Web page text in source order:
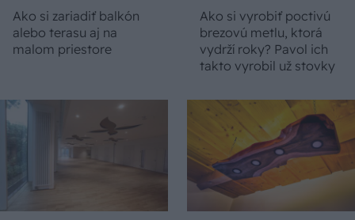
Ako si zariadiť balkón
alebo terasu aj na
malom priestore
Ako si vyrobiť poctivú
brezovú metlu, ktorá
vydrží roky? Pavol ich
takto vyrobil už stovky